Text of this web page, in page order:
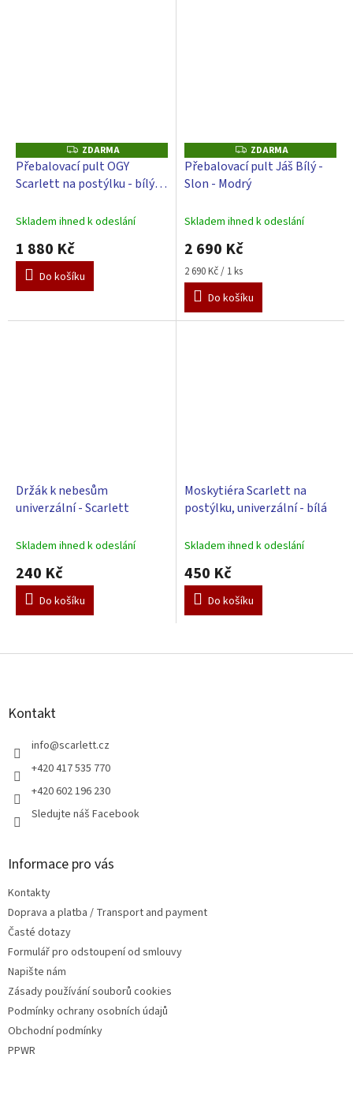
Z
D
A
R
M
ZDARMA
Přebalovací pult OGY
Scarlett na postýlku - bílý -
bílá
Skladem ihned k odeslání
1 880 Kč
Do košíku
Z
D
A
R
M
ZDARMA
Přebalovací pult Jáš Bílý -
Slon - Modrý
Skladem ihned k odeslání
2 690 Kč
Měrná
cena:
2 690 Kč / 1 ks
Do košíku
Držák k nebesům
univerzální - Scarlett
Skladem ihned k odeslání
240 Kč
Do košíku
Moskytiéra Scarlett na
postýlku, univerzální - bílá
Skladem ihned k odeslání
450 Kč
Do košíku
Z
Kontakt
info@scarlett.cz
+420 417 535 770
+420 602 196 230
Sledujte náš Facebook
Informace pro vás
Kontakty
Doprava a platba / Transport and payment
Časté dotazy
Formulář pro odstoupení od smlouvy
Napište nám
Zásady používání souborů cookies
Podmínky ochrany osobních údajů
Obchodní podmínky
PPWR